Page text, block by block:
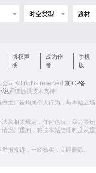
版权声
明
成为作
者
手机
版
司 All rights reserved 京ICP备
说系统提供技术支持
之广告均属个人行为，与本站立场
及相关规定，任何色情、暴力等违
况严重的，将按本站管理制度从重
报投诉，一经核实，立即删除。